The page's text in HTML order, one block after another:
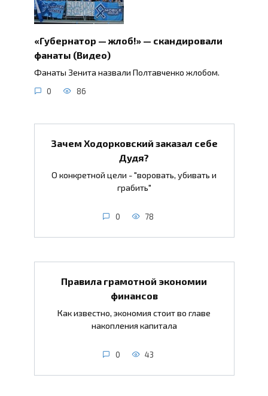
«Губернатор — жлоб!» — скандировали
фанаты (Видео)
Фанаты Зенита назвали Полтавченко жлобом.
0 86
Зачем Ходорковский заказал себе
Дудя?
О конкретной цели - "воровать, убивать и
грабить"
0 78
Правила грамотной экономии
финансов
Как известно, экономия стоит во главе
накопления капитала
0 43